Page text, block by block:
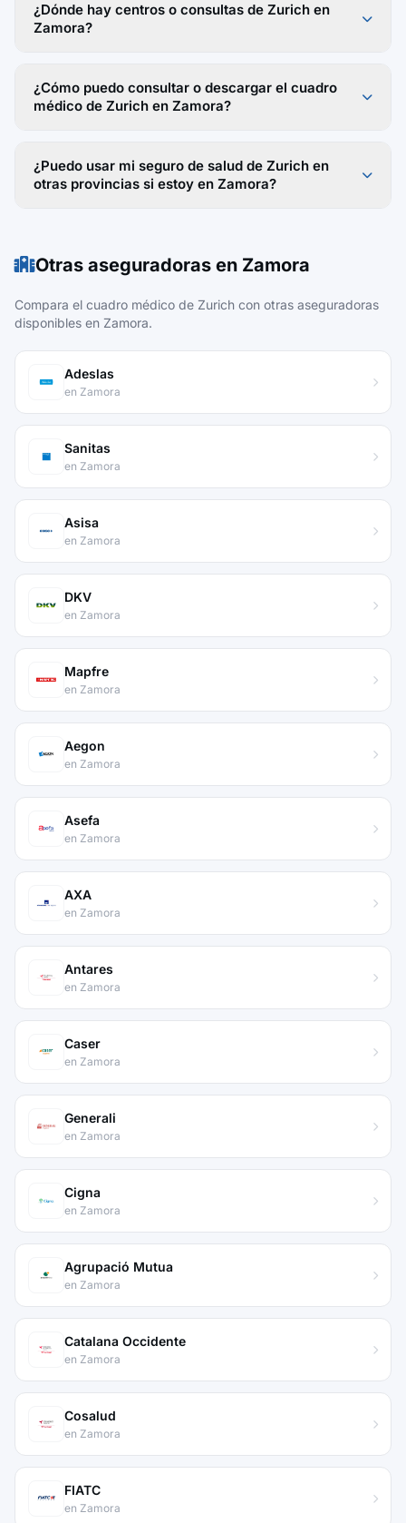
¿Dónde hay centros o consultas de Zurich en
Zamora?
¿Cómo puedo consultar o descargar el cuadro
médico de Zurich en Zamora?
¿Puedo usar mi seguro de salud de Zurich en
otras provincias si estoy en Zamora?
Otras aseguradoras en Zamora
Compara el cuadro médico de Zurich con otras aseguradoras
disponibles en Zamora.
Adeslas
en Zamora
Sanitas
en Zamora
Asisa
en Zamora
DKV
en Zamora
Mapfre
en Zamora
Aegon
en Zamora
Asefa
en Zamora
AXA
en Zamora
Antares
en Zamora
Caser
en Zamora
Generali
en Zamora
Cigna
en Zamora
Agrupació Mutua
en Zamora
Catalana Occidente
en Zamora
Cosalud
en Zamora
FIATC
en Zamora